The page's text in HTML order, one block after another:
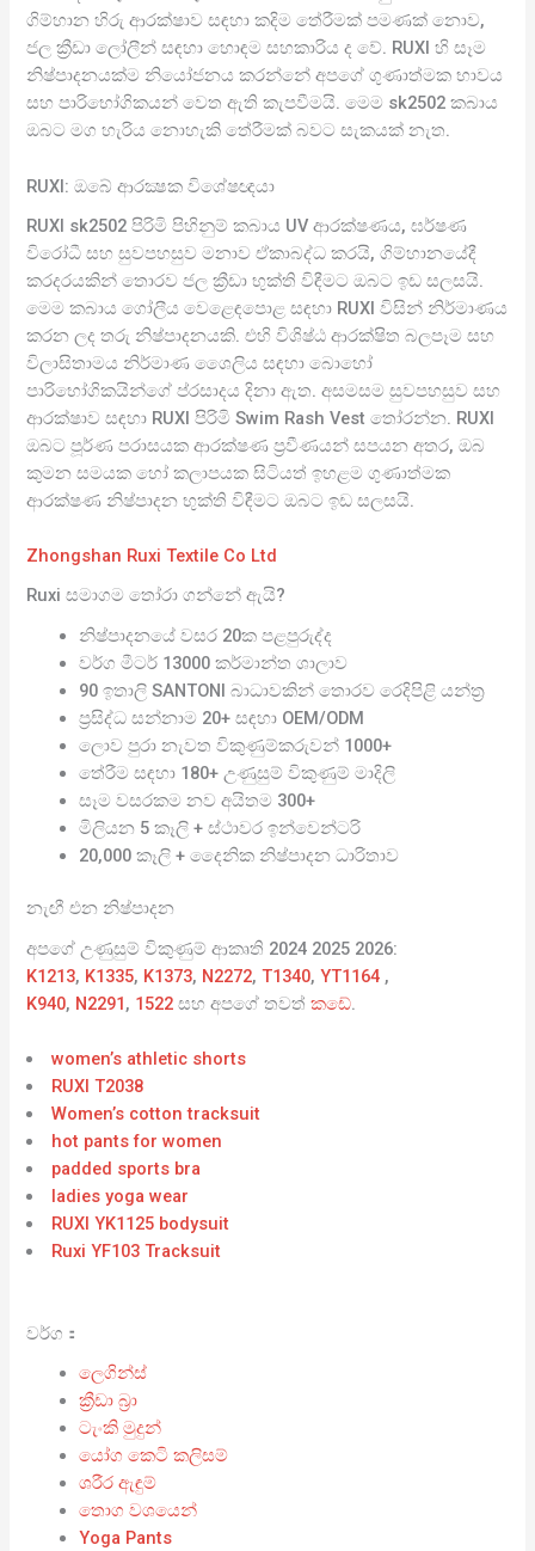
ගිම්හාන හිරු ආරක්ෂාව සඳහා කදිම තේරීමක් පමණක් නොව,
ජල ක්‍රීඩා ලෝලීන් සඳහා හොඳම සහකාරිය ද වේ. RUXI හි සෑම
නිෂ්පාදනයක්ම නියෝජනය කරන්නේ අපගේ ගුණාත්මක භාවය
සහ පාරිභෝගිකයන් වෙත ඇති කැපවීමයි. මෙම sk2502 කබාය
ඔබට මග හැරිය නොහැකි තේරීමක් බවට සැකයක් නැත.
RUXI: ඔබේ ආරක්‍ෂක විශේෂඥයා
RUXI sk2502 පිරිමි පිහිනුම් කබාය UV ආරක්ෂණය, ඝර්ෂණ
විරෝධී සහ සුවපහසුව මනාව ඒකාබද්ධ කරයි, ගිම්හානයේදී
කරදරයකින් තොරව ජල ක්‍රීඩා භුක්ති විඳීමට ඔබට ඉඩ සලසයි.
මෙම කබාය ගෝලීය වෙළෙඳපොළ සඳහා RUXI විසින් නිර්මාණය
කරන ලද තරු නිෂ්පාදනයකි. එහි විශිෂ්ඨ ආරක්ෂිත බලපෑම සහ
විලාසිතාමය නිර්මාණ ශෛලිය සඳහා බොහෝ
පාරිභෝගිකයින්ගේ ප්රසාදය දිනා ඇත. අසමසම සුවපහසුව සහ
ආරක්ෂාව සඳහා RUXI පිරිමි Swim Rash Vest තෝරන්න. RUXI
ඔබට පූර්ණ පරාසයක ආරක්ෂණ ප්‍රවීණයන් සපයන අතර, ඔබ
කුමන සමයක හෝ කලාපයක සිටියත් ඉහළම ගුණාත්මක
ආරක්ෂණ නිෂ්පාදන භුක්ති විඳීමට ඔබට ඉඩ සලසයි.
Zhongshan Ruxi Textile Co Ltd
Ruxi සමාගම තෝරා ගන්නේ ඇයි?
නිෂ්පාදනයේ වසර 20ක පළපුරුද්ද
වර්ග මීටර් 13000 කර්මාන්ත ශාලාව
90 ඉතාලි SANTONI බාධාවකින් තොරව රෙදිපිළි යන්ත්‍ර
ප්‍රසිද්ධ සන්නාම 20+ සඳහා OEM/ODM
ලොව පුරා නැවත විකුණුම්කරුවන් 1000+
තේරීම සඳහා 180+ උණුසුම් විකුණුම් මාදිලි
සෑම වසරකම නව අයිතම 300+
මිලියන 5 කෑලි + ස්ථාවර ඉන්වෙන්ටරි
20,000 කෑලි + දෛනික නිෂ්පාදන ධාරිතාව
නැඟී එන නිෂ්පාදන
අපගේ උණුසුම් විකුණුම් ආකෘති 2024 2025 2026:
K1213, K1335, K1373, N2272,T1340,YT1164 ,
K940, N2291, 1522සහ අපගේ තවත්කඩේ.
women’s athletic shorts
RUXI T2038
Women’s cotton tracksuit
hot pants for women
padded sports bra
ladies yoga wear
RUXI YK1125 bodysuit
Ruxi YF103 Tracksuit
වර්ග：
ලෙගින්ස්
ක්‍රීඩා බ්‍රා
ටැංකි මුදුන්
යෝග කෙටි කලිසම්
ශරීර ඇඳුම්
තොග වශයෙන්
Yoga Pants